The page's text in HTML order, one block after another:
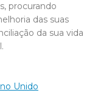
procurando
das suas
da sua vida
Unido